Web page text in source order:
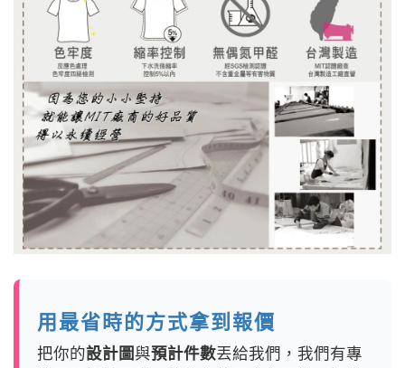
用最省時的方式拿到報價
把你的設計圖與預計件數丟給我們，我們有專